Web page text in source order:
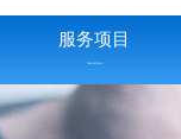
服务项目